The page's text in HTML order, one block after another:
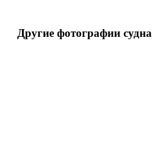
Другие фотографии судна